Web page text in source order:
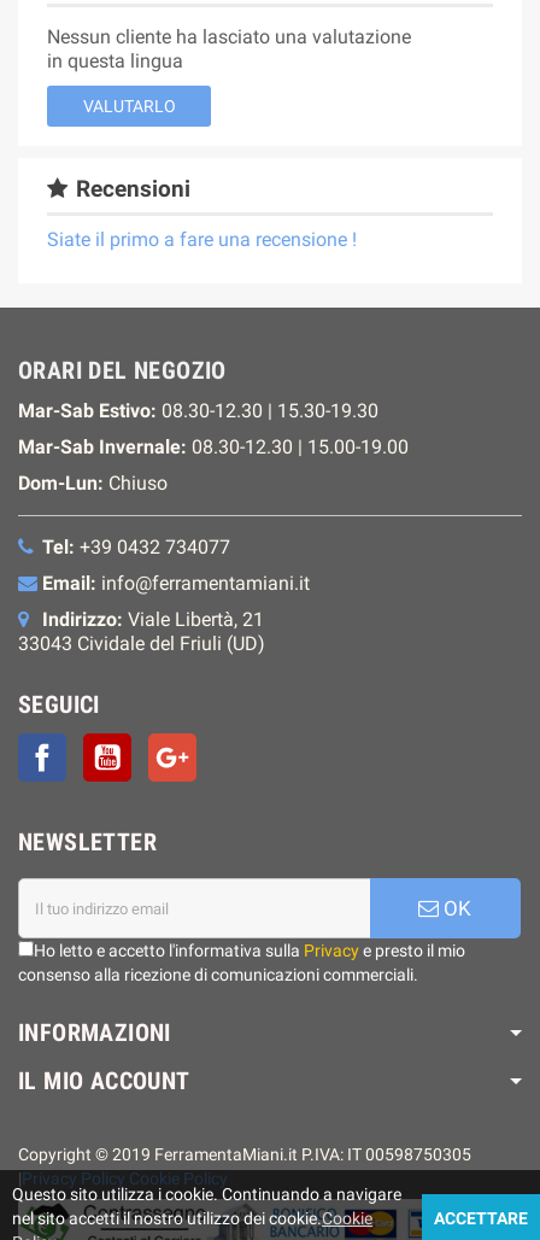
Nessun cliente ha lasciato una valutazione
in questa lingua
VALUTARLO
Recensioni
Siate il primo a fare una recensione !
ORARI DEL NEGOZIO
Mar-Sab Estivo: 08.30-12.30 | 15.30-19.30
Mar-Sab Invernale: 08.30-12.30 | 15.00-19.00
Dom-Lun: Chiuso
Tel: +39 0432 734077
Email: info@ferramentamiani.it
Indirizzo: Viale Libertà, 21
33043 Cividale del Friuli (UD)
SEGUICI
FacebookYouTube
NEWSLETTER
OK
Ho letto e accetto l'informativa sulla Privacye presto il mio
consenso alla ricezione di comunicazioni commerciali.
INFORMAZIONI
IL MIO ACCOUNT
Copyright © 2019 FerramentaMiani.it P.IVA: IT 00598750305
|Privacy Policy Cookie Policy
Questo sito utilizza i cookie. Continuando a navigare
nel sito accetti il ​​nostro utilizzo dei cookie.Cookie
ACCETTARE